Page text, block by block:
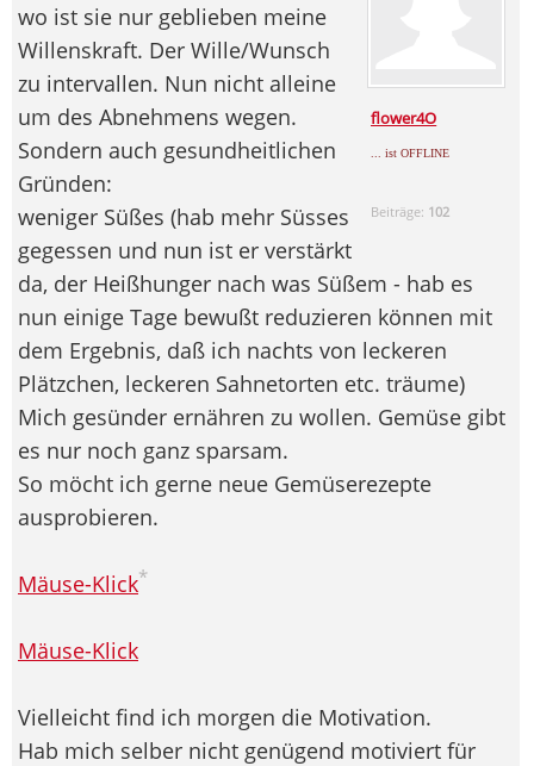
flower4O
... ist OFFLINE
Beiträge: 102
wo ist sie nur geblieben meine
Willenskraft. Der Wille/Wunsch
zu intervallen. Nun nicht alleine
um des Abnehmens wegen.
Sondern auch gesundheitlichen
Gründen:
weniger Süßes (hab mehr Süsses
gegessen und nun ist er verstärkt
da, der Heißhunger nach was Süßem - hab es
nun einige Tage bewußt reduzieren können mit
dem Ergebnis, daß ich nachts von leckeren
Plätzchen, leckeren Sahnetorten etc. träume)
Mich gesünder ernähren zu wollen. Gemüse gibt
es nur noch ganz sparsam.
So möcht ich gerne neue Gemüserezepte
ausprobieren.
Mäuse-Klick*
Mäuse-Klick
Vielleicht find ich morgen die Motivation.
Hab mich selber nicht genügend motiviert für